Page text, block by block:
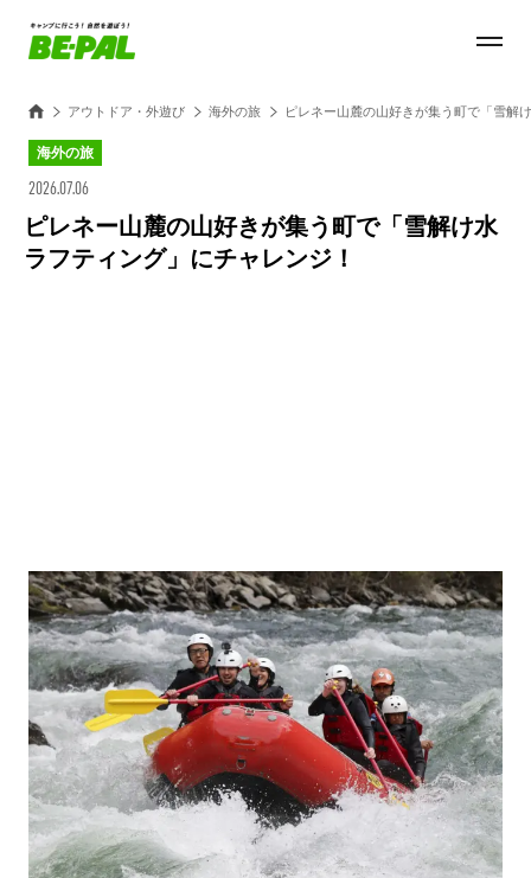
アウトドア・外遊び 海外の旅 ピレネー山麓の山好きが集う町で「雪解
海外の旅
2026.07.06
ピレネー山麓の山好きが集う町で「雪解け水
ラフティング」にチャレンジ！